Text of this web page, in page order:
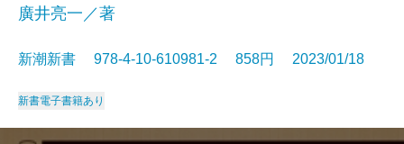
廣井亮一／著
新潮新書 978-4-10-610981-2 858円 2023/01/18
新書電子書籍あり